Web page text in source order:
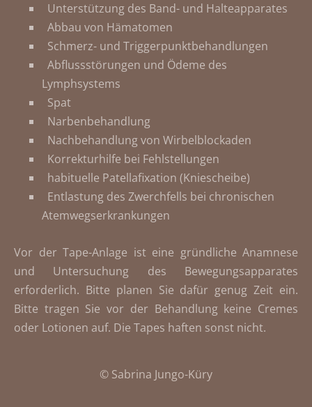
Unterstützung des Band- und Halteapparates
Abbau von Hämatomen
Schmerz- und Triggerpunktbehandlungen
Abflussstörungen und Ödeme des
Lymphsystems
Spat
Narbenbehandlung
Nachbehandlung von Wirbelblockaden
Korrekturhilfe bei Fehlstellungen
habituelle Patellafixation (Kniescheibe)
Entlastung des Zwerchfells bei chronischen
Atemwegserkrankungen
Vor der Tape-Anlage ist eine gründliche Anamnese
und Untersuchung des Bewegungsapparates
erforderlich. Bitte planen Sie dafür genug Zeit ein.
Bitte tragen Sie vor der Behandlung keine Cremes
oder Lotionen auf. Die Tapes haften sonst nicht.
© Sabrina Jungo-Küry